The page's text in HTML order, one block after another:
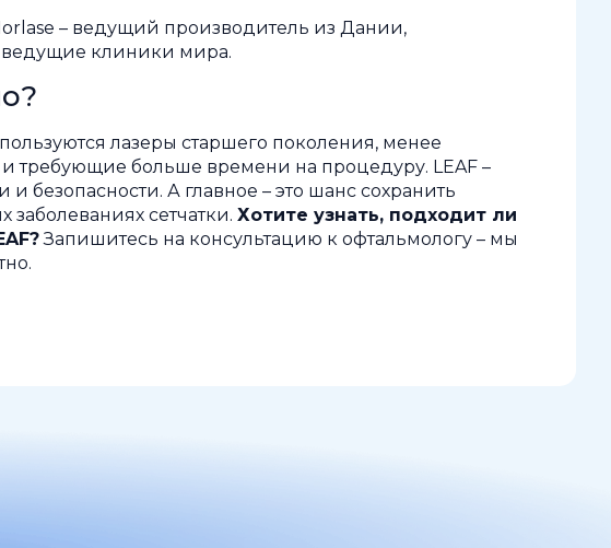
– ведущий производитель из Дании,
клиники мира.
лазеры старшего поколения, менее
требующие больше времени на процедуру. LEAF –
и безопасности. А главное – это шанс сохранить
сетчатки. Хотите узнать, подходит ли
Запишитесь на консультацию к офтальмологу – мы